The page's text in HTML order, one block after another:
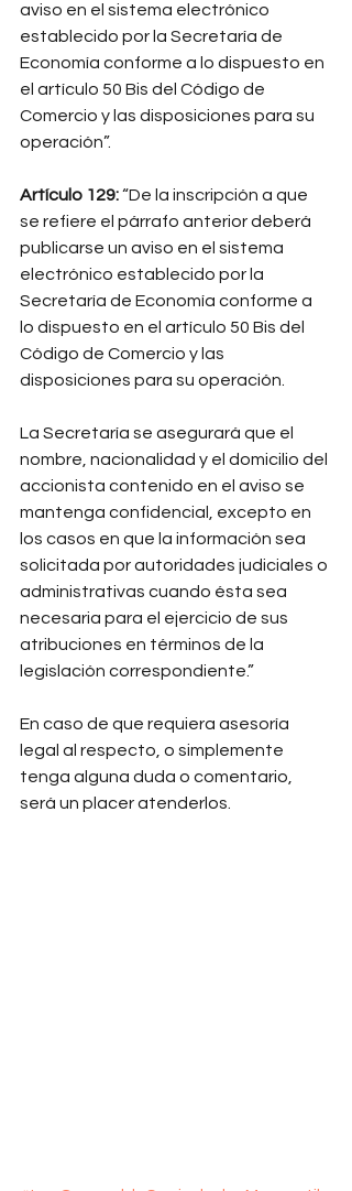
aviso en el sistema electrónico
establecido por la Secretaría de
Economía conforme a lo dispuesto en
el artículo 50 Bis del Código de
Comercio y las disposiciones para su
operación”.
Artículo 129: “De la inscripción a que
se refiere el párrafo anterior deberá
publicarse un aviso en el sistema
electrónico establecido por la
Secretaría de Economía conforme a
lo dispuesto en el artículo 50 Bis del
Código de Comercio y las
disposiciones para su operación.
La Secretaría se asegurará que el
nombre, nacionalidad y el domicilio del
accionista contenido en el aviso se
mantenga confidencial, excepto en
los casos en que la información sea
solicitada por autoridades judiciales o
administrativas cuando ésta sea
necesaria para el ejercicio de sus
atribuciones en términos de la
legislación correspondiente.”
En caso de que requiera asesoría
legal al respecto, o simplemente
tenga alguna duda o comentario,
será un placer atenderlos.